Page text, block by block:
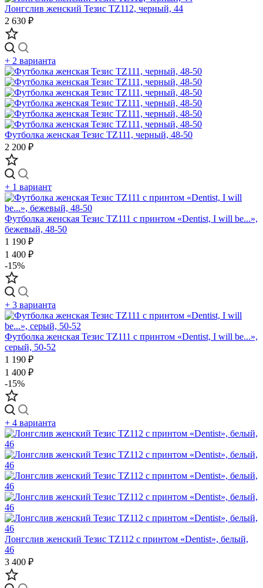
Лонгслив женский Тезис TZ112, черный, 44
2 630 ₽
+ 2 варианта
Футболка женская Тезис TZ111, черный, 48-50
2 200 ₽
+ 1 вариант
Футболка женская Тезис TZ111 с принтом «Dentist, I will be...»,
бежевый, 48-50
1 190 ₽
1 400 ₽
-15%
+ 3 варианта
Футболка женская Тезис TZ111 с принтом «Dentist, I will be...»,
серый, 50-52
1 190 ₽
1 400 ₽
-15%
+ 4 варианта
Лонгслив женский Тезис TZ112 с принтом «Dentist», белый,
46
3 400 ₽